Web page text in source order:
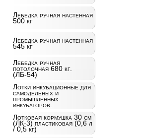
Лебедка ручная настенная
500 кг
Лебедка ручная настенная
545 кг
Лебедка ручная
потолочная 680 кг.
(ЛБ-54)
Лотки инкубационные для
самодельных и
промышленных
инкубаторов.
Лотковая кормушка 30 см
(ЛК-3) пластиковая (0,6 л
/ 0,5 кг)